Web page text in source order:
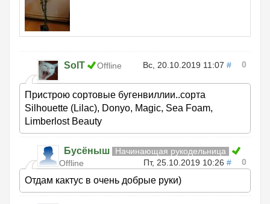
SolT Offline Вс, 20.10.2019 11:07 # 0
Пристрою сортовые бугенвиллии..сорта
Silhouette (Lilac), Donyo, Magic, Sea Foam,
Limberlost Beauty
Бусёныш
Начинающая рукодельница
Offline
Пт, 25.10.2019 10:26 # 0
Отдам кактус в очень добрые руки)